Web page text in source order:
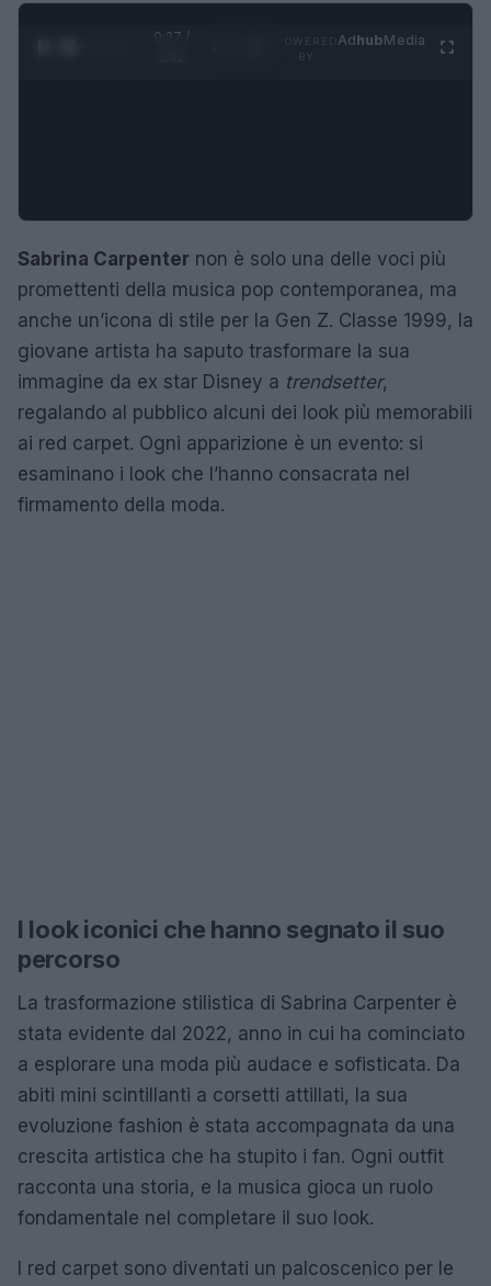
0:28 /
AdhubMedia
Sabrina Carpenter non è solo una delle voci più
promettenti della musica pop contemporanea, ma
anche un’icona di stile per la Gen Z. Classe 1999, la
giovane artista ha saputo trasformare la sua
immagine da ex star Disney a trendsetter,
regalando al pubblico alcuni dei look più memorabili
ai red carpet. Ogni apparizione è un evento: si
esaminano i look che l’hanno consacrata nel
firmamento della moda.
I look iconici che hanno segnato il suo
percorso
La trasformazione stilistica di Sabrina Carpenter è
stata evidente dal 2022, anno in cui ha cominciato
a esplorare una moda più audace e sofisticata. Da
abiti mini scintillanti a corsetti attillati, la sua
evoluzione fashion è stata accompagnata da una
crescita artistica che ha stupito i fan. Ogni outfit
racconta una storia, e la musica gioca un ruolo
fondamentale nel completare il suo look.
I red carpet sono diventati un palcoscenico per le